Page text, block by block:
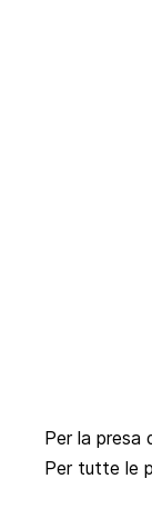
Per la presa
Per tutte le